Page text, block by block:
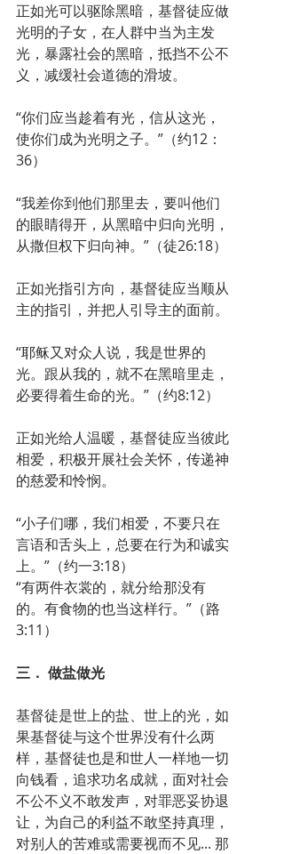
正如光可以驱除黑暗，基督徒应做
光明的子女，在人群中当为主发
光，暴露社会的黑暗，抵挡不公不
义，减缓社会道德的滑坡。
“你们应当趁着有光，信从这光，
使你们成为光明之子。”（约12：
36）
“我差你到他们那里去，要叫他们
的眼睛得开，从黑暗中归向光明，
从撒但权下归向神。”（徒26:18）
正如光指引方向，基督徒应当顺从
主的指引，并把人引导主的面前。
“耶稣又对众人说，我是世界的
光。跟从我的，就不在黑暗里走，
必要得着生命的光。”（约8:12）
正如光给人温暖，基督徒应当彼此
相爱，积极开展社会关怀，传递神
的慈爱和怜悯。
“小子们哪，我们相爱，不要只在
言语和舌头上，总要在行为和诚实
上。”（约一3:18）
“有两件衣裳的，就分给那没有
的。有食物的也当这样行。”（路
3:11）
三． 做盐做光
基督徒是世上的盐、世上的光，如
果基督徒与这个世界没有什么两
样，基督徒也是和世人一样地一切
向钱看，追求功名成就，面对社会
不公不义不敢发声，对罪恶妥协退
让，为自己的利益不敢坚持真理，
对别人的苦难或需要视而不见... 那